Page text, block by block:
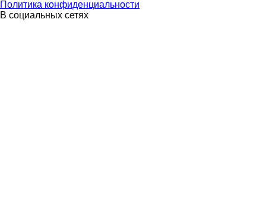
Политика конфиденциальности
В социальных сетях